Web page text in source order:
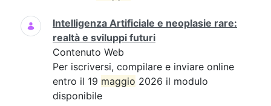
Intelligenza Artificiale e neoplasie rare:
realtà e sviluppi futuri
Contenuto Web
Per iscriversi, compilare e inviare online
entro il 19 maggio 2026 il modulo
disponibile